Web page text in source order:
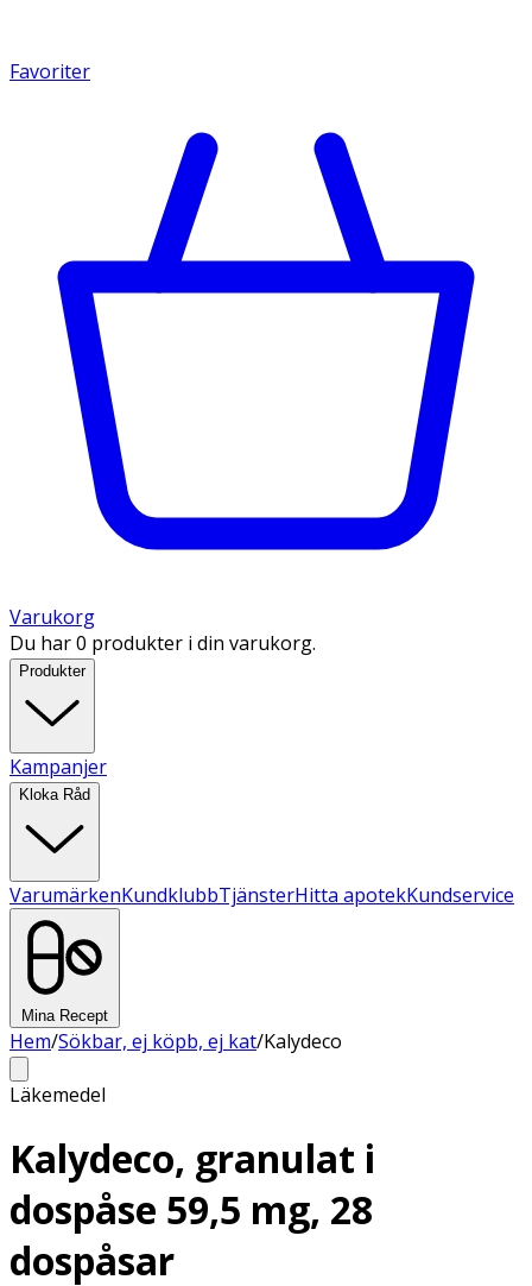
Favoriter
Varukorg
Du har 0 produkter i din varukorg.
Produkter
Kampanjer
Kloka Råd
VarumärkenKundklubbTjänsterHitta apotekKundservice
Mina Recept
Hem/Sökbar, ej köpb, ej kat/Kalydeco
Läkemedel
Kalydeco, granulat i
dospåse 59,5 mg, 28
dospåsar